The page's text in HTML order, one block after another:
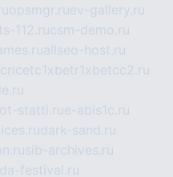
opsmgr.ruev-gallery.ru
112.rucsm-demo.ru
allseo-host.ru
cricetc1xbetr1xbetcc2.ru
statti.rue-abis1c.ru
dark-sand.ru
sib-archives.ru
festival.ru